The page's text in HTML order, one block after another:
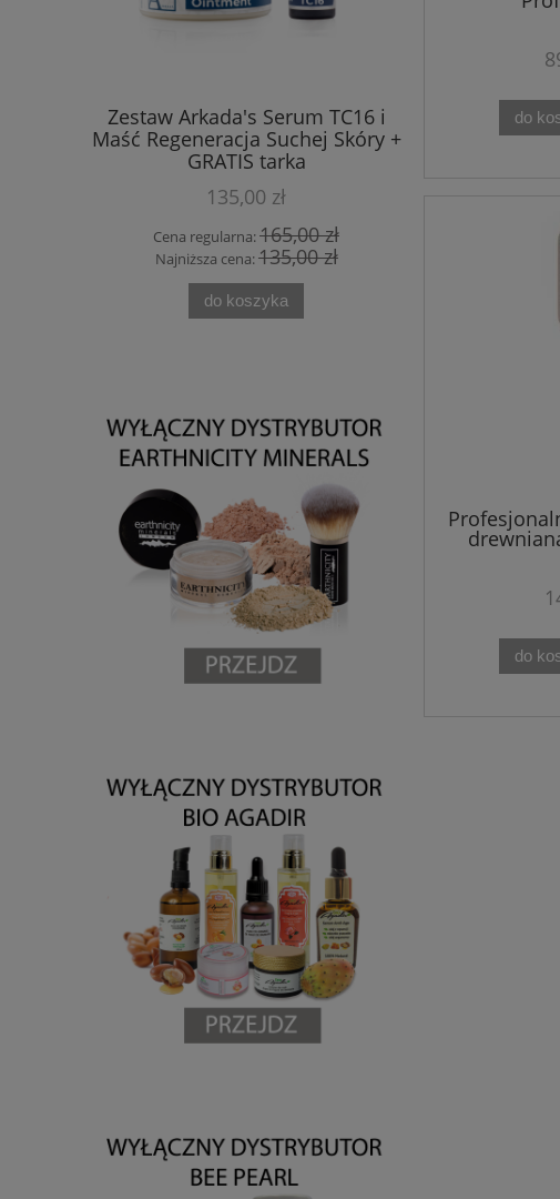
Zestaw Arkada's Serum TC16 i
Maść Regeneracja Suchej Skóry +
GRATIS tarka
135,00 zł
Cena regularna:165,00 zł
Najniższa cena:135,00 zł
do koszyka
Arkada's 08
Arkada's Serum
Cena
do
do